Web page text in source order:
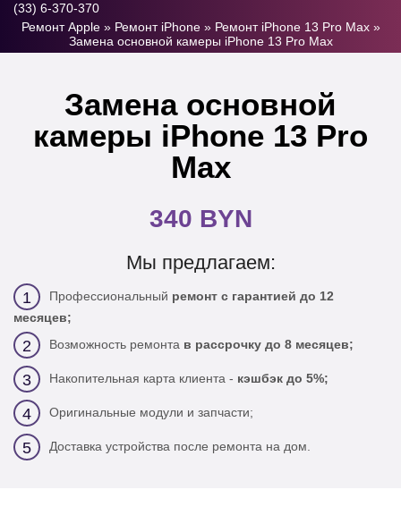
(33) 6-370-370
Ремонт Apple» Ремонт iPhone» Ремонт iPhone 13 Pro Max»
Замена основной камеры iPhone 13 Pro Max
Замена основной
камеры iPhone 13 Pro
Max
340 BYN
Мы предлагаем:
1 Профессиональный ремонт с гарантией до 12
месяцев;
2 Возможность ремонта в рассрочку до 8 месяцев;
3 Накопительная карта клиента - кэшбэк до 5%;
4 Оригинальные модули и запчасти;
5 Доставка устройства после ремонта на дом.